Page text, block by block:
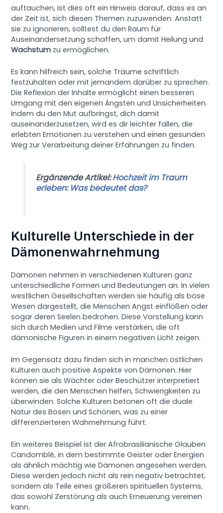
auftauchen, ist dies oft ein Hinweis darauf, dass es an
der Zeit ist, sich diesen Themen zuzuwenden. Anstatt
sie zu ignorieren, solltest du den Raum für
Auseinandersetzung schaffen, um damit Heilung und
Wachstum zu ermöglichen.
Es kann hilfreich sein, solche Träume schriftlich
festzuhalten oder mit jemandem darüber zu sprechen.
Die Reflexion der Inhalte ermöglicht einen besseren
Umgang mit den eigenen Ängsten und Unsicherheiten.
Indem du den Mut aufbringst, dich damit
auseinanderzusetzen, wird es dir leichter fallen, die
erlebten Emotionen zu verstehen und einen gesunden
Weg zur Verarbeitung deiner Erfahrungen zu finden.
Ergänzende Artikel:Hochzeit im Traum
erleben: Was bedeutet das?
Kulturelle Unterschiede in der
Dämonenwahrnehmung
Dämonen nehmen in verschiedenen Kulturen ganz
unterschiedliche Formen und Bedeutungen an. In vielen
westlichen Gesellschaften werden sie häufig als böse
Wesen dargestellt, die Menschen Angst einflößen oder
sogar deren Seelen bedrohen. Diese Vorstellung kann
sich durch Medien und Filme verstärken, die oft
dämonische Figuren in einem negativen Licht zeigen.
Im Gegensatz dazu finden sich in manchen östlichen
Kulturen auch positive Aspekte von Dämonen. Hier
können sie als Wächter oder Beschützer interpretiert
werden, die den Menschen helfen, Schwierigkeiten zu
überwinden. Solche Kulturen betonen oft die duale
Natur des Bösen und Schönen, was zu einer
differenzierteren Wahrnehmung führt.
Ein weiteres Beispiel ist der Afrobrasilianische Glauben
Candomblé, in dem bestimmte Geister oder Energien
als ähnlich mächtig wie Dämonen angesehen werden.
Diese werden jedoch nicht als rein negativ betrachtet,
sondern als Teile eines größeren spirituellen Systems,
das sowohl Zerstörung als auch Erneuerung vereinen
kann.